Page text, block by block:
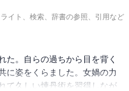
イト、検索、辞書の参照、引用など
た。自らの過ちから目を背く
に姿をくらました。女媧の力
て久しい煉丹術を習得しなが